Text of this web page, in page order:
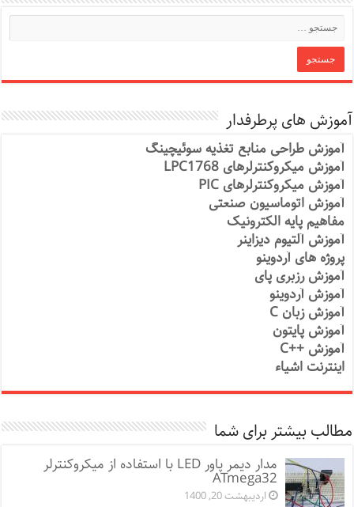
آموزش های پرطرفدار
آموزش طراحی منابع تغذیه سوئیچینگ
آموزش میکروکنترلرهای LPC1768
آموزش میکروکنترلرهای PIC
آموزش اتوماسیون صنعتی
مفاهیم پایه الکترونیک
آموزش آلتیوم دیزاینر
پروژه های آردوینو
آموزش رزبری پای
آموزش آردوینو
آموزش زبان C
آموزش پایتون
آموزش ++C
اینترنت اشیاء
مطالب بیشتر برای شما
مدار دیمر پاور LED با استفاده از میکروکنترلر
ATmega32
اردیبهشت 20, 1400